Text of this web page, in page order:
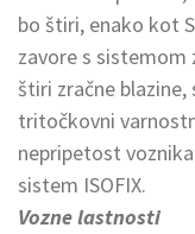
bo štiri, enako kot
zavore s sistemom
štiri zračne
tritočkovni
nepripetost
sistem ISOFIX.
Vozne lastnosti